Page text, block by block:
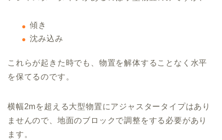
傾き
沈み込み
これらが起きた時でも、物置を解体することなく水平
を保てるのです。
横幅2mを超える大型物置にアジャスタータイプはあり
ませんので、地面のブロックで調整をする必要があり
ます。